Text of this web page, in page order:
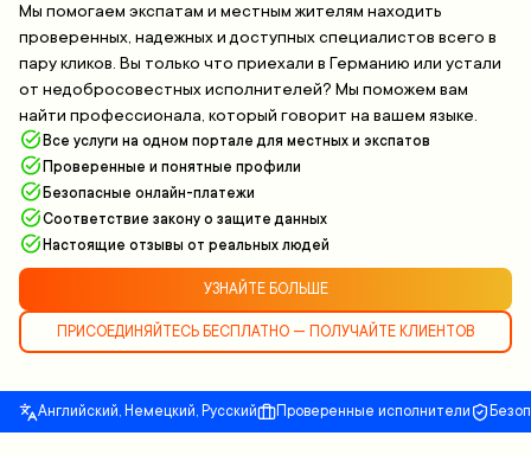
Мы помогаем экспатам и местным жителям находить
проверенных, надежных и доступных специалистов всего в
пару кликов. Вы только что приехали в Германию или устали
от недобросовестных исполнителей? Мы поможем вам
найти профессионала, который говорит на вашем языке.
Все услуги на одном портале для местных и экспатов
Проверенные и понятные профили
Безопасные онлайн-платежи
Соответствие закону о защите данных
Настоящие отзывы от реальных людей
УЗНАЙТЕ БОЛЬШЕ
ПРИСОЕДИНЯЙТЕСЬ БЕСПЛАТНО — ПОЛУЧАЙТЕ КЛИЕНТОВ
Английский, Немецкий, Русский Проверенные исполнители